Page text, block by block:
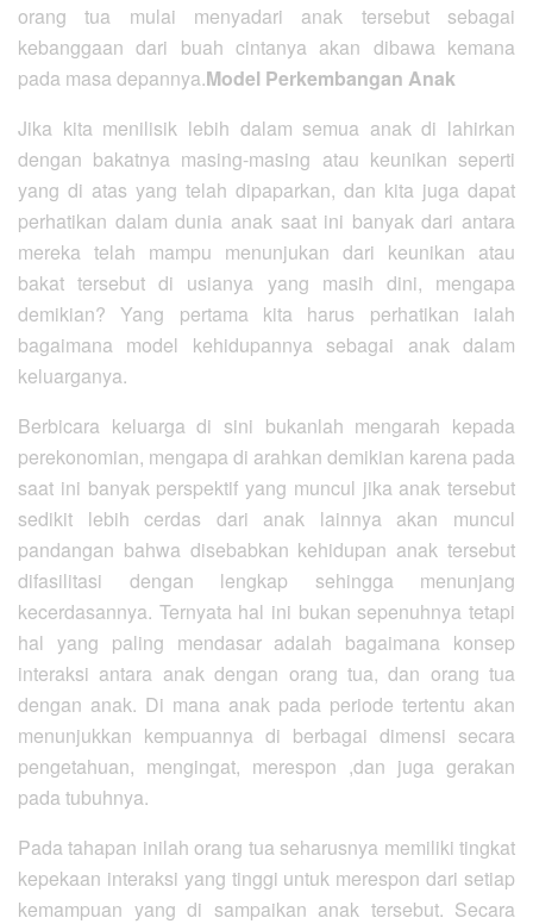
orang tua mulai menyadari anak tersebut sebagai
kebanggaan dari buah cintanya akan dibawa kemana
pada masa depannya.Model Perkembangan Anak
Jika kita menilisik lebih dalam semua anak di lahirkan
dengan bakatnya masing-masing atau keunikan seperti
yang di atas yang telah dipaparkan, dan kita juga dapat
perhatikan dalam dunia anak saat ini banyak dari antara
mereka telah mampu menunjukan dari keunikan atau
bakat tersebut di usianya yang masih dini, mengapa
demikian? Yang pertama kita harus perhatikan ialah
bagaimana model kehidupannya sebagai anak dalam
keluarganya.
Berbicara keluarga di sini bukanlah mengarah kepada
perekonomian, mengapa di arahkan demikian karena pada
saat ini banyak perspektif yang muncul jika anak tersebut
sedikit lebih cerdas dari anak lainnya akan muncul
pandangan bahwa disebabkan kehidupan anak tersebut
difasilitasi dengan lengkap sehingga menunjang
kecerdasannya. Ternyata hal ini bukan sepenuhnya tetapi
hal yang paling mendasar adalah bagaimana konsep
interaksi antara anak dengan orang tua, dan orang tua
dengan anak. Di mana anak pada periode tertentu akan
menunjukkan kempuannya di berbagai dimensi secara
pengetahuan, mengingat, merespon ,dan juga gerakan
pada tubuhnya.
Pada tahapan inilah orang tua seharusnya memiliki tingkat
kepekaan interaksi yang tinggi untuk merespon dari setiap
kemampuan yang di sampaikan anak tersebut. Secara